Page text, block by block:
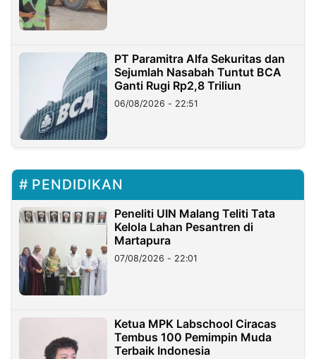
PT Paramitra Alfa Sekuritas dan
Sejumlah Nasabah Tuntut BCA
Ganti Rugi Rp2,8 Triliun
06/08/2026 - 22:51
PENDIDIKAN
Peneliti UIN Malang Teliti Tata
Kelola Lahan Pesantren di
Martapura
07/08/2026 - 22:01
Ketua MPK Labschool Ciracas
Tembus 100 Pemimpin Muda
Terbaik Indonesia